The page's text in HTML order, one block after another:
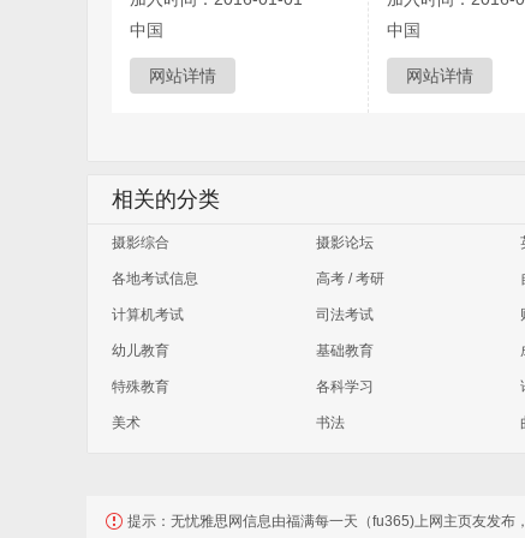
中国
网站详情
中国
网站详情
相关的分类
摄影综合 摄影论坛
各地考试信息 高考 / 考研
计算机考试 司法考试
幼儿教育 基础教育
特殊教育 各科学习
美术 书法
提示： 无忧雅思网信息由福满每一天（fu365)上网主页友发布